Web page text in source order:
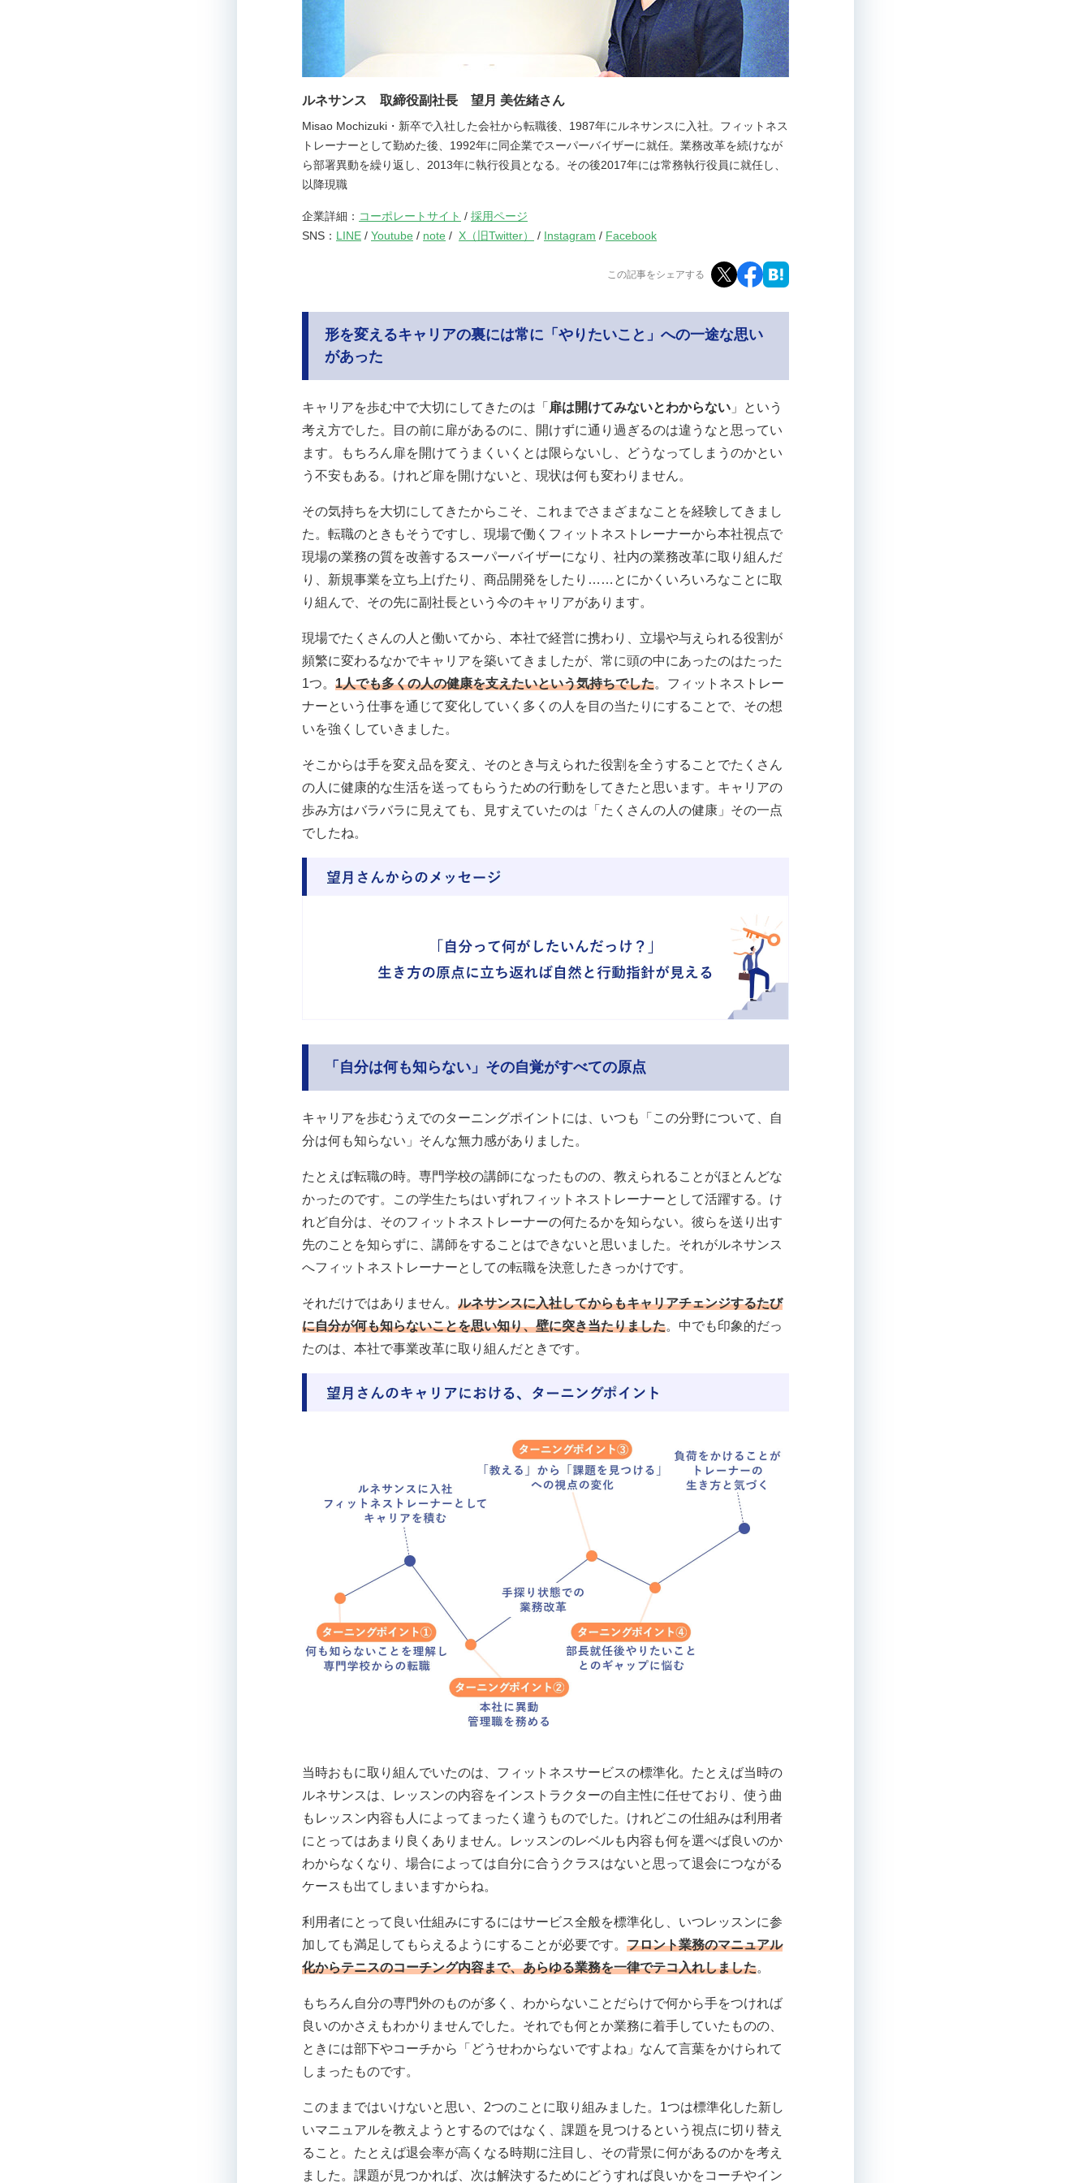
ルネサンス 取締役副社長 望月 美佐緒さん
Misao Mochizuki・新卒で入社した会社から転職後、1987年にルネサンスに入社。フィットネス
トレーナーとして勤めた後、1992年に同企業でスーパーバイザーに就任。業務改革を続けなが
ら部署異動を繰り返し、2013年に執行役員となる。その後2017年には常務執行役員に就任し、
以降現職
企業詳細： コーポレートサイト / 採用ページ
SNS： LINE / Youtube / note / X（旧Twitter） / Instagram / Facebook
この記事をシェアする
形を変えるキャリアの裏には常に「やりたいこと」への一途な思い
があった
キャリアを歩む中で大切にしてきたのは「 扉は開けてみないとわからない 」という
考え方でした。目の前に扉があるのに、開けずに通り過ぎるのは違うなと思ってい
ます。もちろん扉を開けてうまくいくとは限らないし、どうなってしまうのかとい
う不安もある。けれど扉を開けないと、現状は何も変わりません。
その気持ちを大切にしてきたからこそ、これまでさまざまなことを経験してきまし
た。転職のときもそうですし、現場で働くフィットネストレーナーから本社視点で
現場の業務の質を改善するスーパーバイザーになり、社内の業務改革に取り組んだ
り、新規事業を立ち上げたり、商品開発をしたり……とにかくいろいろなことに取
り組んで、その先に副社長という今のキャリアがあります。
現場でたくさんの人と働いてから、本社で経営に携わり、立場や与えられる役割が
頻繁に変わるなかでキャリアを築いてきましたが、常に頭の中にあったのはたった
1つ。 1人でも多くの人の健康を支えたいという気持ちでした。フィットネストレー
ナーという仕事を通じて変化していく多くの人を目の当たりにすることで、その想
いを強くしていきました。
そこからは手を変え品を変え、そのとき与えられた役割を全うすることでたくさん
の人に健康的な生活を送ってもらうための行動をしてきたと思います。キャリアの
歩み方はバラバラに見えても、見すえていたのは「たくさんの人の健康」その一点
でしたね。
「自分は何も知らない」その自覚がすべての原点
キャリアを歩むうえでのターニングポイントには、いつも「この分野について、自
分は何も知らない」そんな無力感がありました。
たとえば転職の時。専門学校の講師になったものの、教えられることがほとんどな
かったのです。この学生たちはいずれフィットネストレーナーとして活躍する。け
れど自分は、そのフィットネストレーナーの何たるかを知らない。彼らを送り出す
先のことを知らずに、講師をすることはできないと思いました。それがルネサンス
へフィットネストレーナーとしての転職を決意したきっかけです。
それだけではありません。 ルネサンスに入社してからもキャリアチェンジするたび
に自分が何も知らないことを思い知り、壁に突き当たりました。中でも印象的だっ
たのは、本社で事業改革に取り組んだときです。
当時おもに取り組んでいたのは、フィットネスサービスの標準化。たとえば当時の
ルネサンスは、レッスンの内容をインストラクターの自主性に任せており、使う曲
もレッスン内容も人によってまったく違うものでした。けれどこの仕組みは利用者
にとってはあまり良くありません。レッスンのレベルも内容も何を選べば良いのか
わからなくなり、場合によっては自分に合うクラスはないと思って退会につながる
ケースも出てしまいますからね。
利用者にとって良い仕組みにするにはサービス全般を標準化し、いつレッスンに参
加しても満足してもらえるようにすることが必要です。 フロント業務のマニュアル
化からテニスのコーチング内容まで、あらゆる業務を一律でテコ入れしました。
もちろん自分の専門外のものが多く、わからないことだらけで何から手をつければ
良いのかさえもわかりませんでした。それでも何とか業務に着手していたものの、
ときには部下やコーチから「どうせわからないですよね」なんて言葉をかけられて
しまったものです。
このままではいけないと思い、2つのことに取り組みました。1つは標準化した新し
いマニュアルを教えようとするのではなく、課題を見つけるという視点に切り替え
ること。たとえば退会率が高くなる時期に注目し、その背景に何があるのかを考え
ました。課題が見つかれば、次は解決するためにどうすれば良いかをコーチやイン